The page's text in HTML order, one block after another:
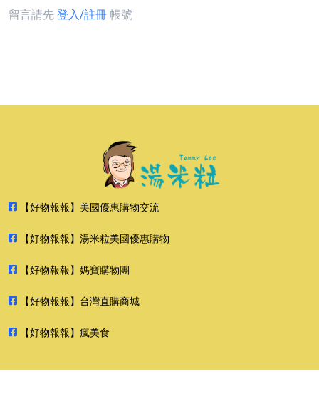
留言請先登入/註冊帳號
【好物報報】美國優惠購物交流
【好物報報】湯米粒美國優惠購物
【好物報報】媽寶購物團
【好物報報】台灣直購商城
【好物報報】瘋美食